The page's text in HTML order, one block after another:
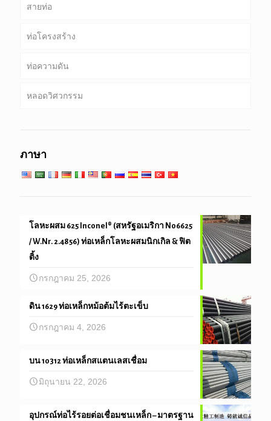
ท่อ & เคส
เจาะท่อ
เจาะท่อน้ำหนักหนัก & เจาะคอ
สายท่อ
ท่อที่พบบ่อย
บริการพิเศษและการเคลือบ & ท่อเรียงราย
ท่อโครงสร้าง
กลม, สแควร์ & ท่อสี่เหลี่ยม
ท่อชุบสังกะสี
ท่อความดัน
หม้อไอน้ำ, แลกเปลี่ยนความร้อน, คอนเดนเซอร์ & หลอด
หลอดวิศวกรรม
วิศวกรรมและความแม่นยำหลอด
ภาษา
โลหะผสม 625 Inconel® (สหรัฐอเมริกา N06625
/ W.Nr. 2.4856) ท่อเหล็กโลหะผสมนิกเกิล & ฟิต
ติ้ง
กรกฎาคม 25, 2026
ดิน 1629 ท่อเหล็กหม้อต้มไร้ตะเข็บ
กรกฎาคม 4, 2026
บน 10312 ท่อเหล็กสแตนเลสเชื่อม
มิถุนายน 22, 2026
อุปกรณ์ท่อไร้รอยต่อเชื่อมชนเหล็ก – มาตรฐาน